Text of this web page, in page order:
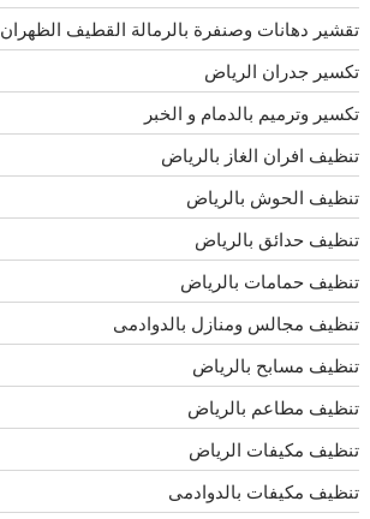
تقشير دهانات وصنفرة بالرمالة القطيف الظهران
تكسير جدران الرياض
تكسير وترميم بالدمام و الخبر
تنظيف افران الغاز بالرياض
تنظيف الحوش بالرياض
تنظيف حدائق بالرياض
تنظيف حمامات بالرياض
تنظيف مجالس ومنازل بالدوادمى
تنظيف مسابح بالرياض
تنظيف مطاعم بالرياض
تنظيف مكيفات الرياض
تنظيف مكيفات بالدوادمى